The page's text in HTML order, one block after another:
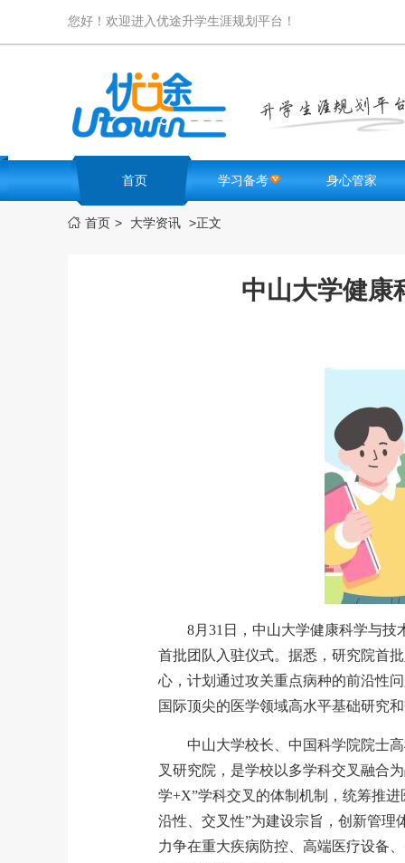
您好！欢迎进入优途升学生涯规划平台！
首页 学习备考
名校卷库
高考难题解析
身心管家
励志激励
健康锻炼
 首页 > 大学资讯 >正文
中山大学健康
8月31日，中山大学健康科学与技
首批团队入驻仪式。据悉，研究院首
心，计划通过攻关重点病种的前沿性
国际顶尖的医学领域高水平基础研究
中山大学校长、中国科学院院士
叉研究院，是学校以多学科交叉融合
学+X”学科交叉的体制机制，统筹推
沿性、交叉性”为建设宗旨，创新管
力争在重大疾病防控、高端医疗设备